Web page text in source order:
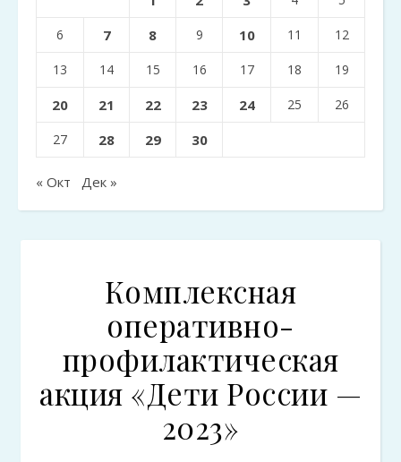
6 7 8 9 10 11 12
13 14 15 16 17 18 19
20 21 22 23 24 25 26
27 28 29 30
« Окт Дек »
Комплексная
оперативно-
профилактическая
акция «Дети России —
2023»